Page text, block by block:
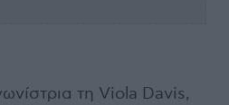
τη Viola Davis,